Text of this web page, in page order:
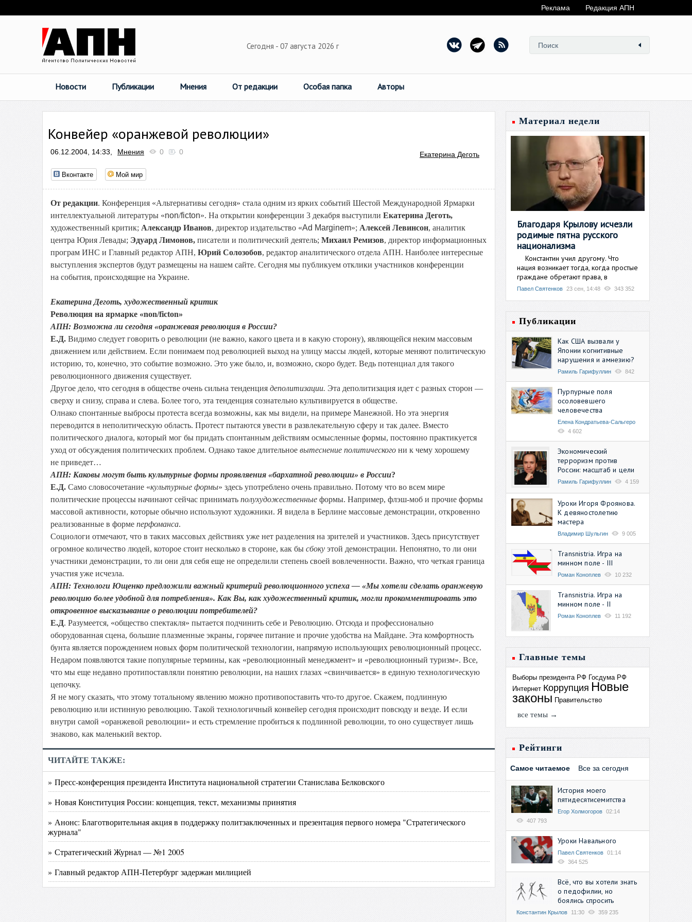
Реклама Редакция АПН
Сегодня - 07 августа 2026 г
Новости Публикации Мнения От редакции Особая папка Авторы
Конвейер «оранжевой революции»
06.12.2004, 14:33, Мнения 0 0 Екатерина Деготь
Вконтакте Мой мир
От редакции. Конференция «Альтернативы сегодня» стала одним из ярких событий Шестой Международной Ярмарки
интеллектуальной литературы «non/ficton». На открытии конференции 3 декабря выступили Екатерина Деготь,
художественный критик; Александр Иванов, директор издательство «Ad Marginem»; Алексей Левинсон, аналитик
центра Юрия Левады; Эдуард Лимонов, писатели и политический деятель; Михаил Ремизов, директор информационных
програм ИНС и Главный редактор АПН, Юрий Солозобов, редактор аналитического отдела АПН. Наиболее интересные
выступления экспертов будут размещены на нашем сайте. Сегодня мы публикуем отклики участников конференции
на события, происходящие на Украине.
Екатерина Деготь, художественный критик
Революция на ярмарке «non/ficton»
АПН: Возможна ли сегодня «оранжевая революция в России?
Е.Д. Видимо следует говорить о революции (не важно, какого цвета и в какую сторону), являющейся неким массовым
движением или действием. Если понимаем под революцией выход на улицу массы людей, которые меняют политическую
историю, то, конечно, это событие возможно. Это уже было, и, возможно, скоро будет. Ведь потенциал для такого
революционного движения существует.
Другое дело, что сегодня в обществе очень сильна тенденция деполитизации. Эта деполитизация идет с разных сторон —
сверху и снизу, справа и слева. Более того, эта тенденция сознательно культивируется в обществе.
Олнако спонтанные выбросы протеста всегда возможны, как мы видели, на примере Манежной. Но эта энергия
переводится в неполитическую область. Протест пытаются увести в развлекательную сферу и так далее. Вместо
политического диалога, который мог бы придать спонтанным действиям осмысленные формы, постоянно практикуется
уход от обсуждения политических проблем. Однако такое длительное вытеснение политического ни к чему хорошему
не приведет…
АПН: Каковы могут быть культурные формы проявляения «бархатной революции» в России?
Е.Д. Само словосочетание «культурные формы» здесь употреблено очень правильно. Потому что во всем мире
политические процессы начинают сейчас принимать полухудожественные формы. Например, флэш-моб и прочие формы
массовой активности, которые обычно используют художники. Я видела в Берлине массовые демонстрации, откровенно
реализованные в форме перфоманса.
Социологи отмечают, что в таких массовых действиях уже нет разделения на зрителей и участников. Здесь присутствует
огромное количество людей, которое стоит несколько в стороне, как бы сбоку этой демонстрации. Непонятно, то ли они
участники демонстрации, то ли они для себя еще не определили степень своей вовлеченности. Важно, что четкая граница
участия уже исчезла.
АПН: Технологи Ющенко предложили важный критерий революционного успеха — «Мы хотели сделать оранжевую
революцию более удобной для потребления». Как Вы, как художественный критик, могли прокомментировать это
откровенное высказывание о революции потребителей?
Е.Д. Разумеется, «общество спектакля» пытается подчинить себе и Революцию. Отсюда и профессионально
оборудованная сцена, большие плазменные экраны, горячее питание и прочие удобства на Майдане. Эта комфортность
бунта является порождением новых форм политической технологии, напрямую использующих революционный процесс.
Недаром появляются такие популярные термины, как «революционный менеджмент» и «революционный туризм». Все,
что мы еще недавно протипоставляли понятию революции, на наших глазах «свинчивается» в единую технологическую
цепочку.
Я не могу сказать, что этому тотальному явлению можно противопоставить что-то другое. Скажем, подлинную
революцию или истинную революцию. Такой технологичный конвейер сегодня происходит повсюду и везде. И если
внутри самой «оранжевой революции» и есть стремление пробиться к подлинной революции, то оно существует лишь
знаково, как маленький вектор.
ЧИТАЙТЕ ТАКЖЕ:
» Пресс-конференция президента Института национальной стратегии Станислава Белковского
» Новая Конституция России: концепция, текст, механизмы принятия
» Анонс: Благотворительная акция в поддержку политзаключенных и презентация первого номера "Стратегического
журнала"
» Стратегический Журнал — №1 2005
» Главный редактор АПН-Петербург задержан милицией
Материал недели
Благодаря Крылову исчезли
родимые пятна русского
национализма
Константин учил другому. Что
нация возникает тогда, когда простые
граждане обретают права, в
Павел Святенков 23 сен, 14:48 343 352
Публикации
Как США вызвали у
Японии когнитивные
нарушения и амнезию?
Рамиль Гарифуллин 842
Пурпурные поля
осоловевшего
человечества
Елена Кондратьева-Сальгеро
4 602
Экономический
терроризм против
России: масштаб и цели
Рамиль Гарифуллин 4 159
Уроки Игоря Фроянова.
К девяностолетию
мастера
Владимир Шульгин 9 005
Transnistria. Игра на
минном поле - III
Роман Коноплев 10 232
Transnistria. Игра на
минном поле - II
Роман Коноплев 11 192
Главные темы
Выборы президента РФ Госдума РФ
Интернет Коррупция Новые
законы Правительство
все темы →
Рейтинги
Самое читаемое Все за сегодня
История моего
пятидесятисемитства
Егор Холмогоров 02:14
407 793
Уроки Навального
Павел Святенков 01:14
364 525
Всё, что вы хотели знать
о педофилии, но
боялись спросить
Константин Крылов 11:30 359 235